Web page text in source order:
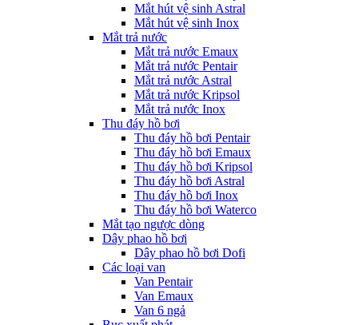
Mắt hút vệ sinh Astral
Mắt hút vệ sinh Inox
Mắt trả nước
Mắt trả nước Emaux
Mắt trả nước Pentair
Mắt trả nước Astral
Mắt trả nước Kripsol
Mắt trả nước Inox
Thu đáy hồ bơi
Thu đáy hồ bơi Pentair
Thu đáy hồ bơi Emaux
Thu đáy hồ bơi Kripsol
Thu đáy hồ bơi Astral
Thu đáy hồ bơi Inox
Thu đáy hồ bơi Waterco
Mắt tạo ngược dòng
Dây phao hồ bơi
Dây phao hồ bơi Dofi
Các loại van
Van Pentair
Van Emaux
Van 6 ngả